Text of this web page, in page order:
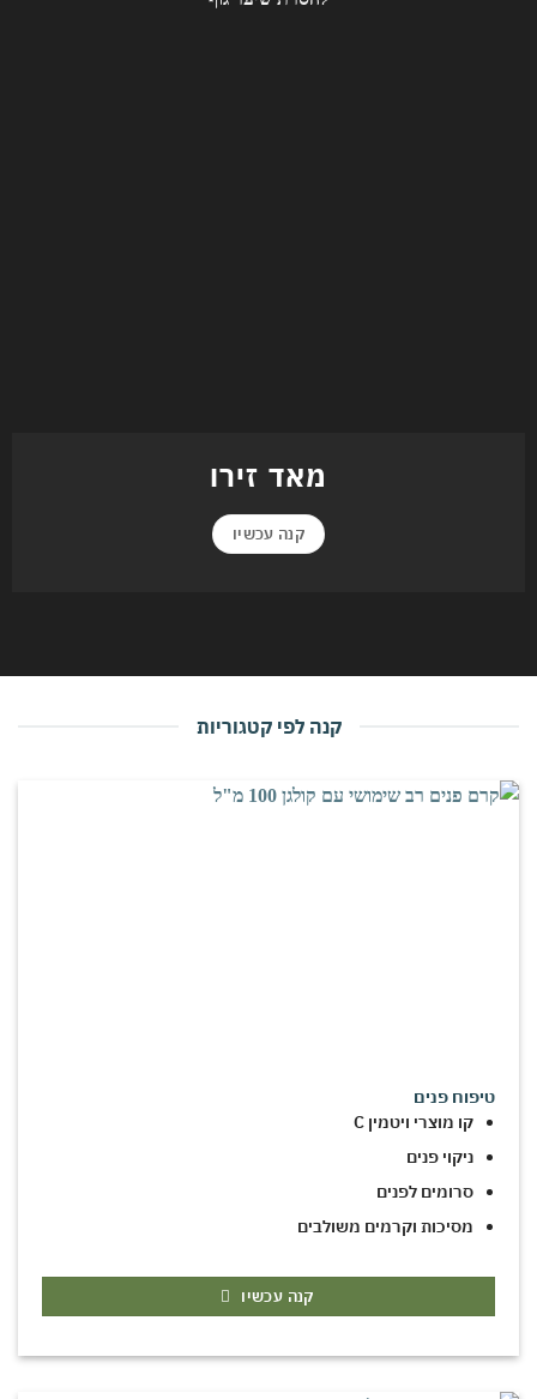
מאד זירו
קנה עכשיו
קנה לפי קטגוריות
טיפוח פנים
קו מוצרי ויטמין C
ניקוי פנים
סרומים לפנים
מסיכות וקרמים משולבים
קנה עכשיו